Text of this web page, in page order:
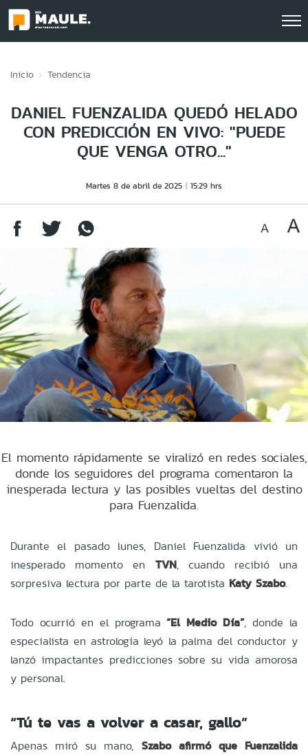
Inicio Tendencia
DANIEL FUENZALIDA QUEDÓ HELADO
CON PREDICCIÓN EN VIVO: "PUEDE
QUE VENGA OTRO..."
Martes 8 de abril de 2025 15:29 hrs
El momento rápidamente se viralizó en redes sociales,
donde los seguidores del programa comentaron la
inesperada lectura y las posibles vueltas del destino
para Fuenzalida.
Durante el pasado lunes, Daniel Fuenzalida vivió un
inesperado momento en
TVN, cuando recibió una
sorpresiva lectura por parte de la tarotista Katy Szabo.
Todo ocurrió en el programa “El Medio Día”, donde la
especialista en astrología leyó la palma del conductor y
lanzó impactantes predicciones sobre su vida amorosa
y personal.
“Tú te vas a volver a casar, gallo”
Apenas miró su mano, Szabo afirmó que Fuenzalida